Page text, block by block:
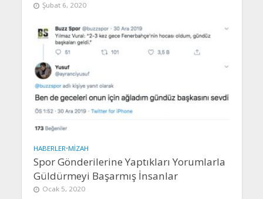
Şubat 6, 2020
HABERLER•MIZAH
Spor Gönderilerine Yaptıkları Yorumlarla
Güldürmeyi Başarmış İnsanlar
Ocak 5, 2020